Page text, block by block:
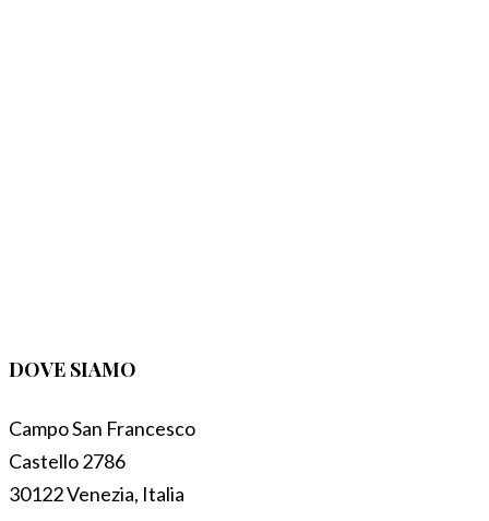
DOVE SIAMO
Campo San Francesco
Castello 2786
30122 Venezia, Italia